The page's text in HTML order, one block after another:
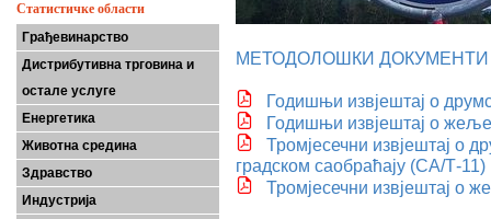
Статистичке области
Грађевинарство
Дистрибутивна трговина и
остале услуге
Енергетика
Животна средина
Здравство
Индустрија
МЕТОДОЛОШКИ ДОКУМЕНТИ
Годишњи извјештај о
Годишњи извјештај о
Тромјесечни извјештај о
градском саобраћају (СА/Т-11)
Тромјесечни извјештај о